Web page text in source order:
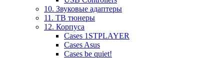
10. Звуковые адаптеры
11. ТВ тюнеры
12. Корпуса
Cases 1STPLAYER
Cases Asus
Cases be quiet!